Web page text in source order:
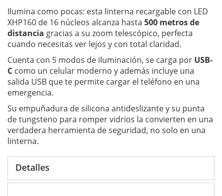
Ilumina como pocas: esta linterna recargable con LED
XHP160 de 16 núcleos alcanza hasta 500 metros de
distancia gracias a su zoom telescópico, perfecta
cuando necesitas ver lejos y con total claridad.
Cuenta con 5 modos de iluminación, se carga por USB-
C como un celular moderno y además incluye una
salida USB que te permite cargar el teléfono en una
emergencia.
Su empuñadura de silicona antideslizante y su punta
de tungsteno para romper vidrios la convierten en una
verdadera herramienta de seguridad, no solo en una
linterna.
Detalles